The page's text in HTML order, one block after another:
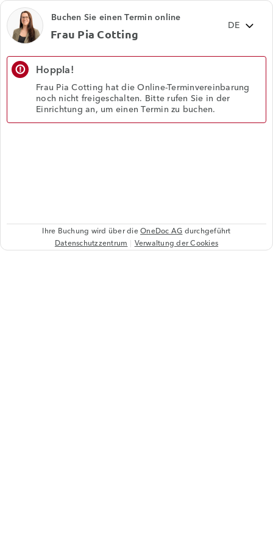
Buchen Sie einen Termin online
Frau Pia Cotting
error_outline Hoppla!
Frau Pia Cotting hat die Online-Terminvereinbarung
noch nicht freigeschalten. Bitte rufen Sie in der
Einrichtung an, um einen Termin zu buchen.
Ihre Buchung wird über dieOneDoc AGdurchgeführt
Datenschutzzentrum Verwaltung der Cookies